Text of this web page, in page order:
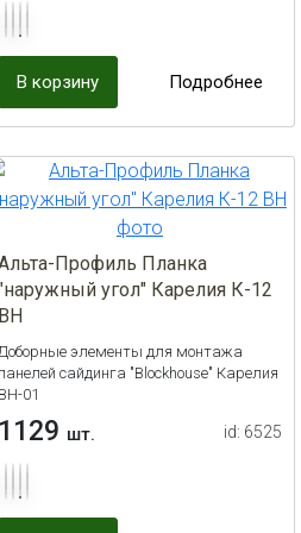
В корзину Подробнее
Профиль Планка
угол" Карелия К-12
ВН
элементы для монтажа
панелей сайдинга "Blockhouse" Карелия
ВН-01
1129 шт. id: 6525